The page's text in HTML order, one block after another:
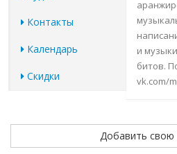
Контакты
Календарь
Скидки
и
битов.
vk.com/
Добавить свою